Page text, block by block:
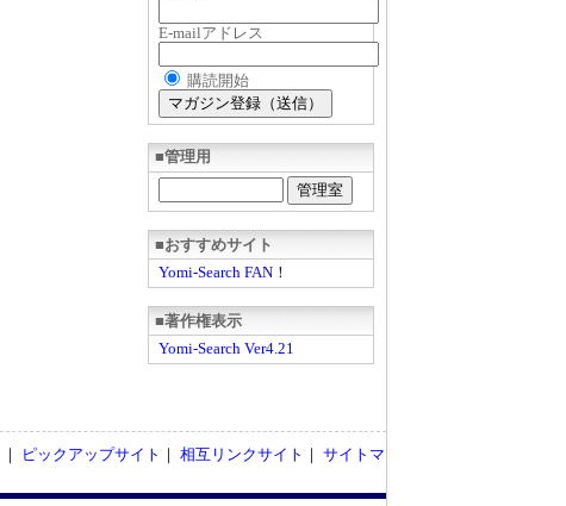
E-mailアドレス
購読開始
■管理用
■おすすめサイト
Yomi-Search FAN！
■著作権表示
Yomi-Search Ver4.21
｜ ピックアップサイト ｜ 相互リンクサイト ｜ サイトマ